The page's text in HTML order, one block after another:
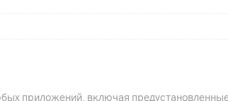
приложений, включая